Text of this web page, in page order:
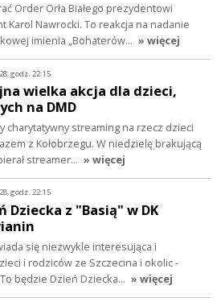
Order Orła Białego prezydentowi
Karol Nawrocki. To reakcja na nadanie
imienia „Bohaterów… » więcej
godz. 22:15
wielka akcja dla dzieci,
na DMD
charytatywny streaming na rzecz dzieci
z Kołobrzegu. W niedzielę brakującą
streamer… » więcej
godz. 22:15
Dziecka z "Basią" w DK
się niezwykle interesująca i
i rodziców ze Szczecina i okolic -
będzie Dzień Dziecka… » więcej